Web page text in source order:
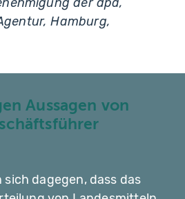
Hamburg,
Aussagen von
dagegen, dass das